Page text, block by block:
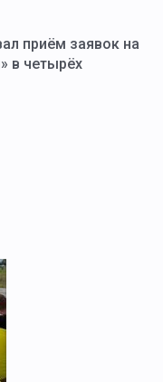
приём заявок на
в четырёх